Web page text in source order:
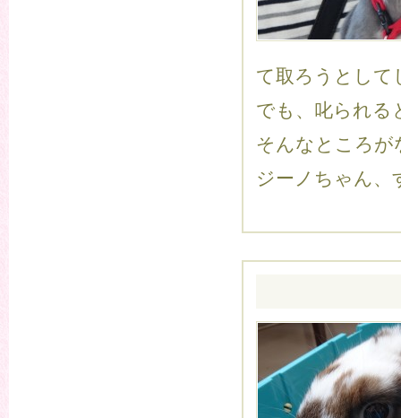
て取ろうとして
でも、叱られる
そんなところが
ジーノちゃん、